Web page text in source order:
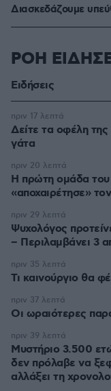
Διασκεδάζουμε
ΡΟΗ
Ειδήσεις
Δείτε τα οφέλη
γάτα
πριν 17 λεπτά
Η πρώτη ομάδα του
«αποχαιρέτησε»
πριν 20 λεπτά
Ψυχολόγος
– Περιλαμβάνει 3
πριν 29 λεπτά
Τι καινούργιο θα
πριν 35 λεπτά
Οι ωραιότερες
πριν 37 λεπτά
Μυστήριο 3.500
δεν πρόλαβε να
αλλάξει τη
πριν 39 λεπτά